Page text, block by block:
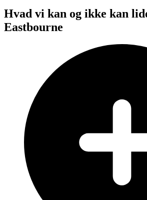
Hvad vi kan og ikke kan
Eastbourne